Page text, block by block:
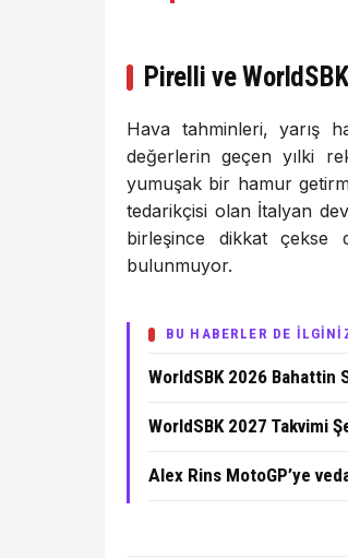
Pirelli ve
Hava tahminleri, yarış
değerlerin geçen yılki
yumuşak bir hamur
tedarikçisi olan İtalyan
birleşince dikkat çekse
bulunmuyor.
BU HABERLER DE
WorldSBK 2026 Bahattin
WorldSBK 2027 Takvimi
Alex Rins MotoGP’ye